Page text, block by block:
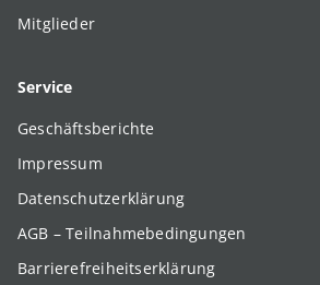
Mitglieder
Service
Geschäftsberichte
Impressum
Datenschutzerklärung
AGB – Teilnahmebedingungen
Barrierefreiheitserklärung